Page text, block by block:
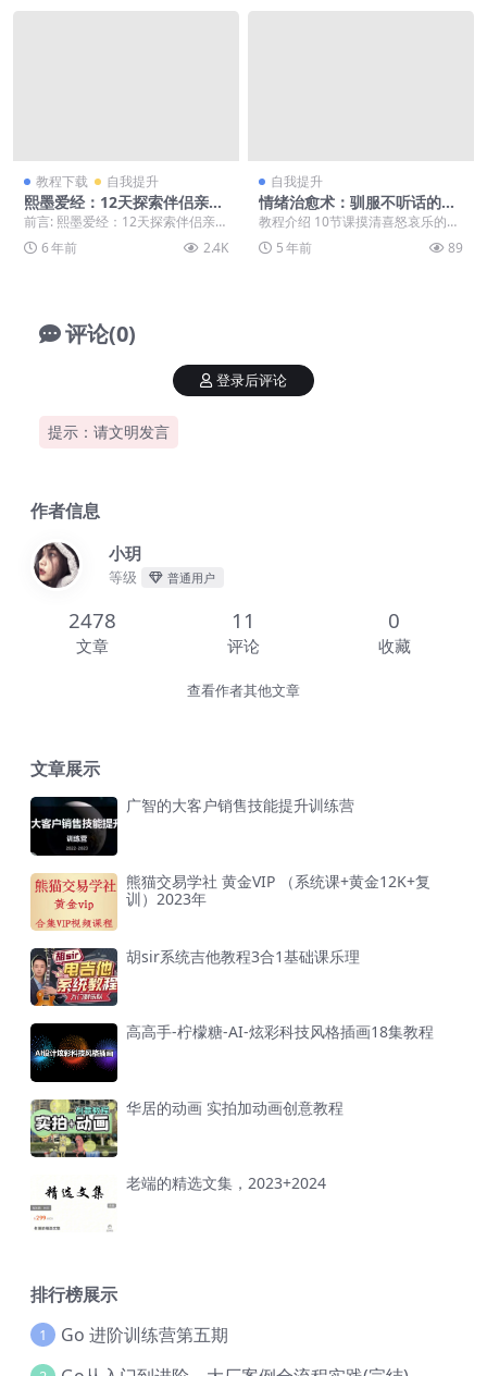
教程下载 自我提升
熙墨爱经：12天探索伴侣亲密
度
前言: 熙墨爱经：12天探索伴侣亲密
度，喜欢就下载吧。 正文: 怎样的
性关系，才...
6 年前 2.4K
自我提升
情绪治愈术：驯服不听话的情
绪
教程介绍 10节课摸清喜怒哀乐的命
脉，驯服不听话的情绪怪兽，你才
是自己的上帝。
5 年前 89
评论(0)
提示：请文明发言
登录后评论
作者信息
小玥
等级 普通用户
2478
文章
11
评论
0
收藏
查看作者其他文章
文章展示
广智的大客户销售技能提升训练营
熊猫交易学社 黄金VIP （系统课+黄金12K+复
训）2023年
胡sir系统吉他教程3合1基础课乐理
高高手-柠檬糖-AI-炫彩科技风格插画18集教程
华居的动画 实拍加动画创意教程
老端的精选文集，2023+2024
排行榜展示
1 Go 进阶训练营第五期